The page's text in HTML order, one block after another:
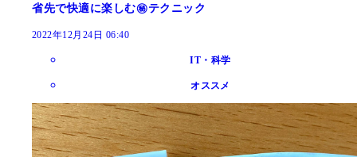
省先で快適に楽しむ㊙テクニック
2022年12月24日 06:40
IT・科学
オススメ